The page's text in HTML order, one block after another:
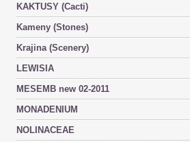
KAKTUSY (Cacti)
Kameny (Stones)
Krajina (Scenery)
LEWISIA
MESEMB new 02-2011
MONADENIUM
NOLINACEAE